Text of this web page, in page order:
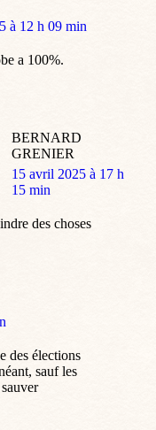
à 12 h 09 min
a 100%.
BERNARD
GRENIER
dit
:
15 avril 2025 à 17 h
15 min
des choses
des élections
sauf les